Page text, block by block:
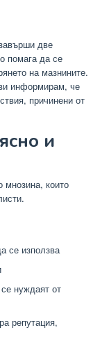
две
помага да се
на мазнините.
информирам, че
причинени от
и
мнозина, които
се използва
нуждаят от
репутация,